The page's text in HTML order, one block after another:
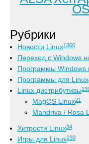
Рубрики
Новости Linux1366
Переход с Windows
Программы Windows
Программы для Linux
Linux дистрибутивы
MagOS Linux21
Mandriva / Rosa
Хитрости Linux34
Игры для Linux233